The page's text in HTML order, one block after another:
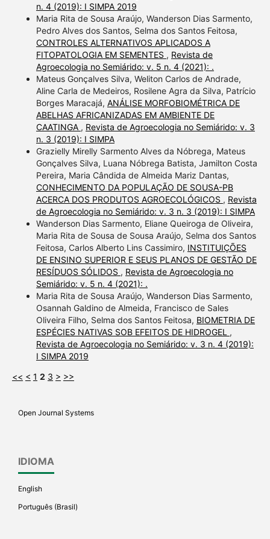
n. 4 (2019): I SIMPA 2019
Maria Rita de Sousa Araújo, Wanderson Dias Sarmento,
Pedro Alves dos Santos, Selma dos Santos Feitosa,
CONTROLES ALTERNATIVOS APLICADOS A
FITOPATOLOGIA EM SEMENTES , Revista de
Agroecologia no Semiárido: v. 5 n. 4 (2021): .
Mateus Gonçalves Silva, Weliton Carlos de Andrade,
Aline Carla de Medeiros, Rosilene Agra da Silva, Patrício
Borges Maracajá, ANÁLISE MORFOBIOMÉTRICA DE
ABELHAS AFRICANIZADAS EM AMBIENTE DE
CAATINGA , Revista de Agroecologia no Semiárido: v. 3
n. 3 (2019): I SIMPA
Grazielly Mirelly Sarmento Alves da Nóbrega, Mateus
Gonçalves Silva, Luana Nóbrega Batista, Jamilton Costa
Pereira, Maria Cândida de Almeida Mariz Dantas,
CONHECIMENTO DA POPULAÇÃO DE SOUSA-PB
ACERCA DOS PRODUTOS AGROECOLÓGICOS , Revista
de Agroecologia no Semiárido: v. 3 n. 3 (2019): I SIMPA
Wanderson Dias Sarmento, Eliane Queiroga de Oliveira,
Maria Rita de Sousa de Sousa Araújo, Selma dos Santos
Feitosa, Carlos Alberto Lins Cassimiro, INSTITUIÇÕES
DE ENSINO SUPERIOR E SEUS PLANOS DE GESTÃO DE
RESÍDUOS SÓLIDOS , Revista de Agroecologia no
Semiárido: v. 5 n. 4 (2021): .
Maria Rita de Sousa Araújo, Wanderson Dias Sarmento,
Osannah Galdino de Almeida, Francisco de Sales
Oliveira Filho, Selma dos Santos Feitosa, BIOMETRIA DE
ESPÉCIES NATIVAS SOB EFEITOS DE HIDROGEL ,
Revista de Agroecologia no Semiárido: v. 3 n. 4 (2019):
I SIMPA 2019
<< < 1 2 3 > >>
Open Journal Systems
IDIOMA
English
Português (Brasil)